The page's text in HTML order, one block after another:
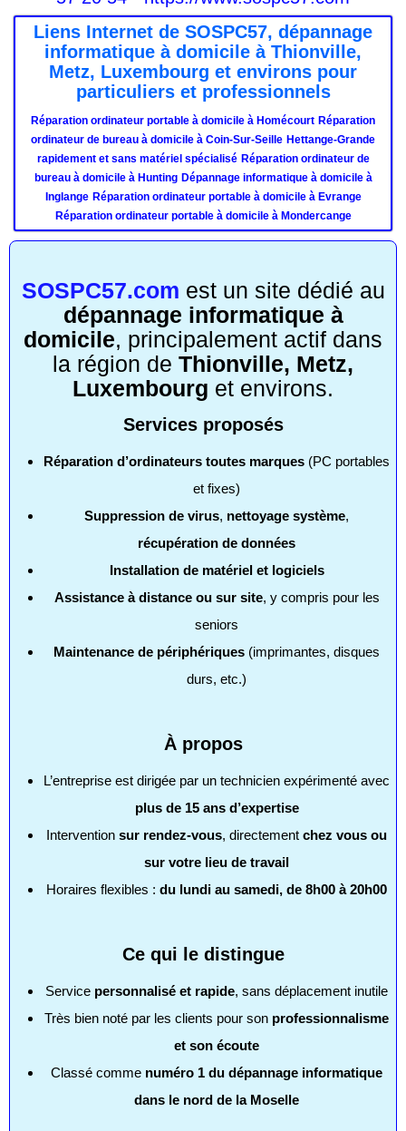
Liens Internet de SOSPC57, dépannage
informatique à domicile à Thionville,
Metz, Luxembourg et environs pour
particuliers et professionnels
Réparation ordinateur portable à domicile à Homécourt Réparation
ordinateur de bureau à domicile à Coin-Sur-Seille Hettange-Grande
rapidement et sans matériel spécialisé Réparation ordinateur de
bureau à domicile à Hunting Dépannage informatique à domicile à
Inglange Réparation ordinateur portable à domicile à Evrange
Réparation ordinateur portable à domicile à Mondercange
SOSPC57.com est un site dédié au
dépannage informatique à
domicile, principalement actif dans
la région de Thionville, Metz,
Luxembourg et environs.
Services proposés
Réparation d’ordinateurs toutes marques (PC portables
et fixes)
Suppression de virus, nettoyage système,
récupération de données
Installation de matériel et logiciels
Assistance à distance ou sur site, y compris pour les
seniors
Maintenance de périphériques (imprimantes, disques
durs, etc.)
À propos
L’entreprise est dirigée par un technicien expérimenté avec
plus de 15 ans d’expertise
Intervention sur rendez-vous, directement chez vous ou
sur votre lieu de travail
Horaires flexibles : du lundi au samedi, de 8h00 à 20h00
Ce qui le distingue
Service personnalisé et rapide, sans déplacement inutile
Très bien noté par les clients pour son professionnalisme
et son écoute
Classé comme numéro 1 du dépannage informatique
dans le nord de la Moselle